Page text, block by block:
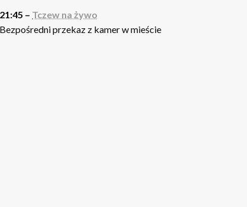
21:45 – Tczew na żywo
Bezpośredni przekaz z kamer w mieście